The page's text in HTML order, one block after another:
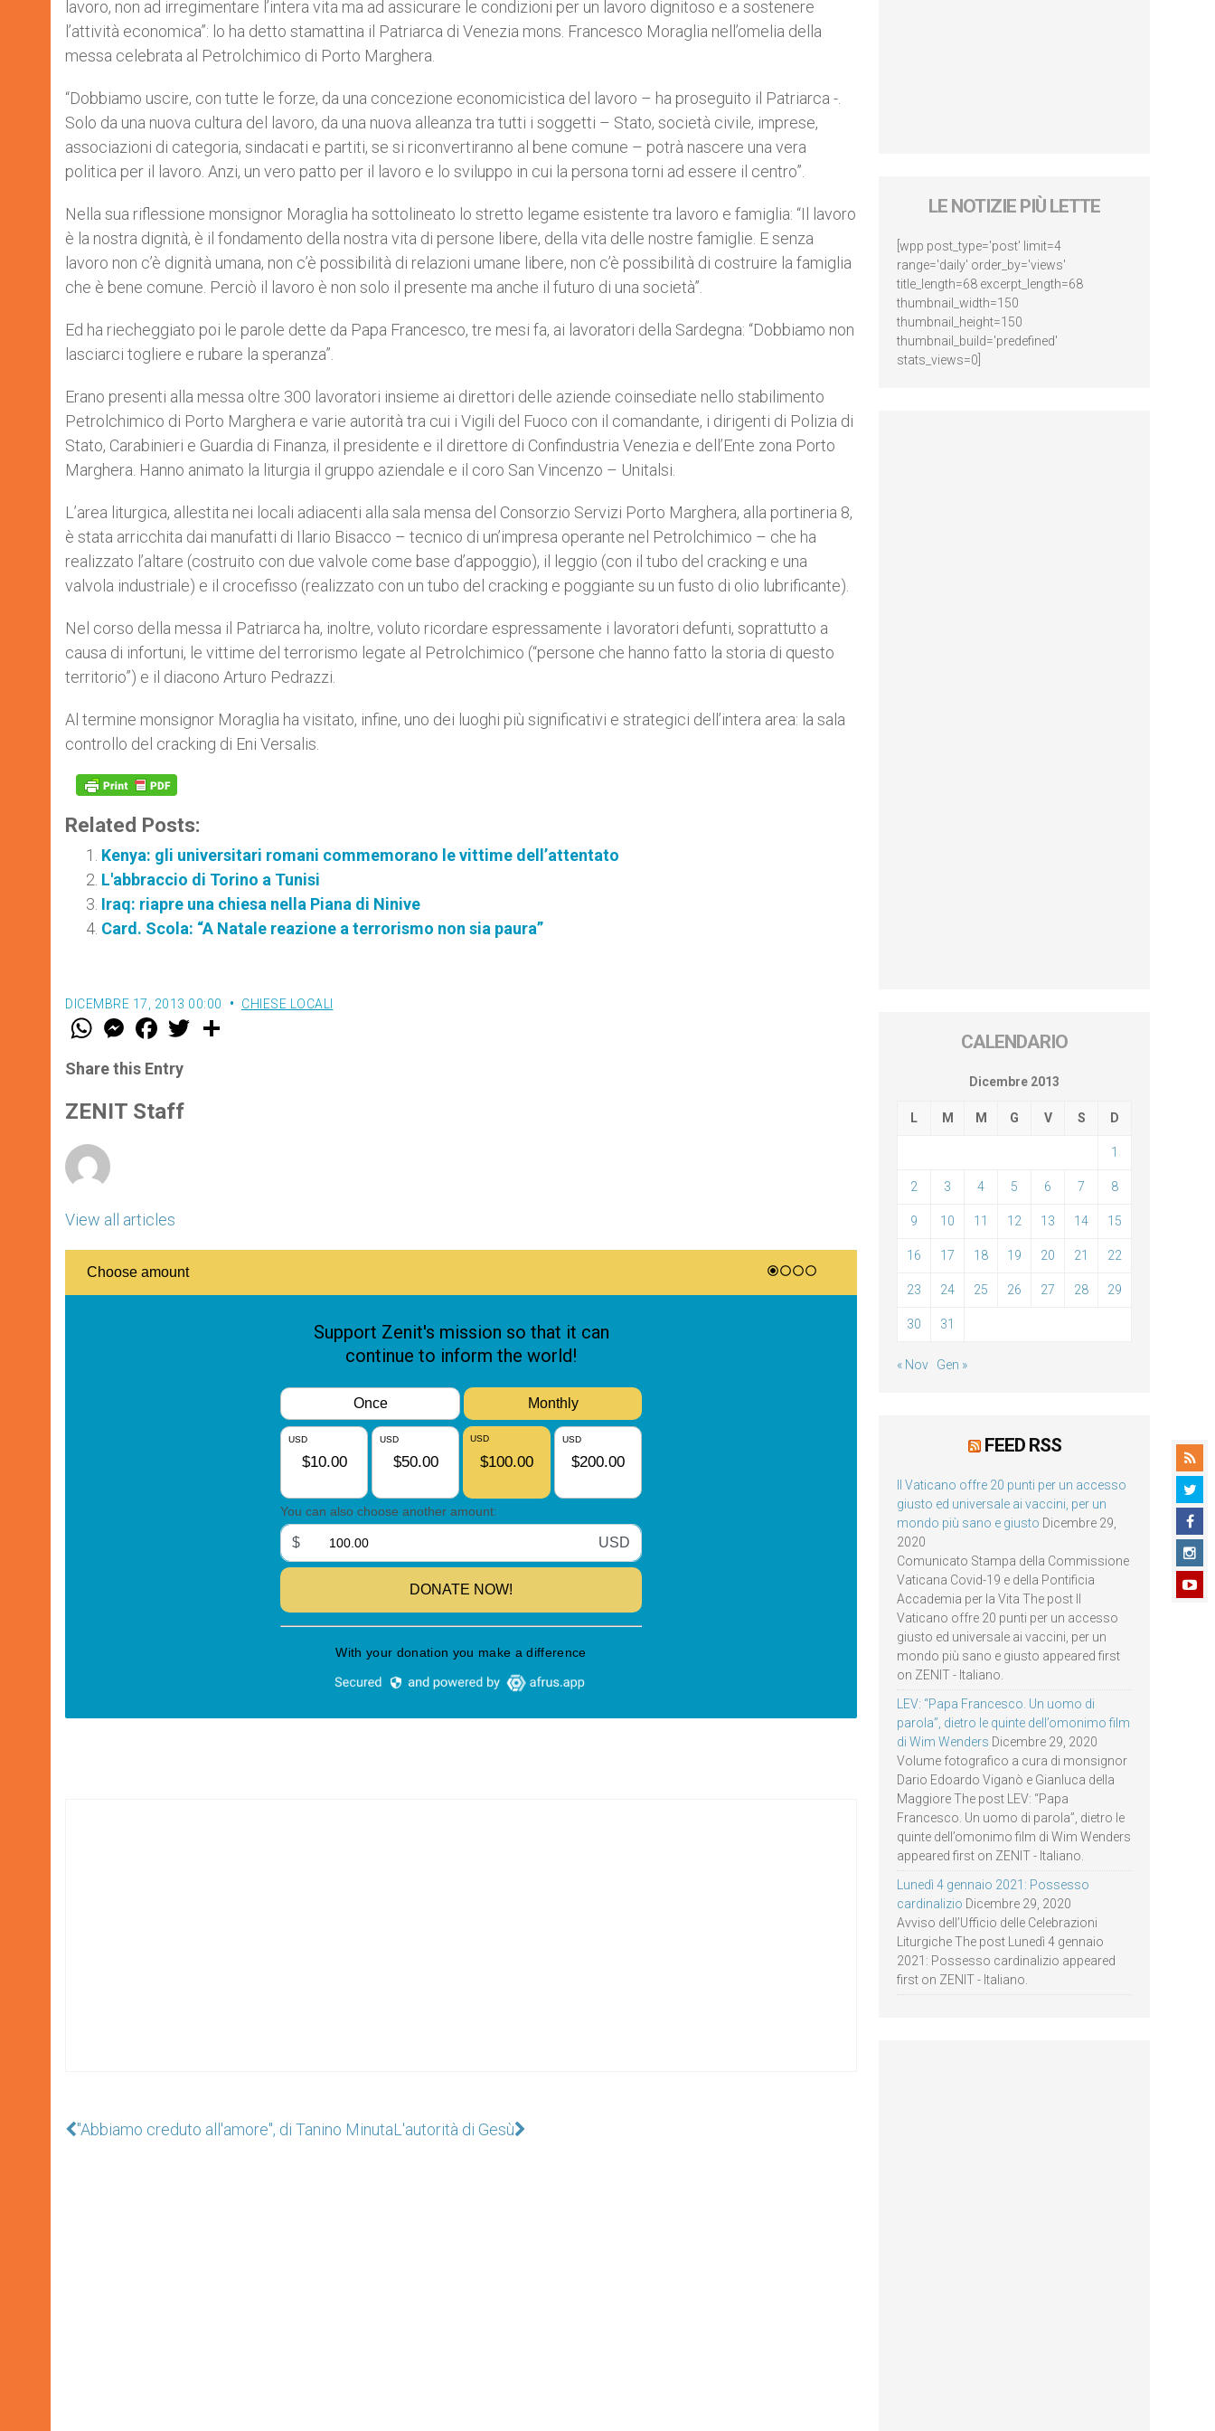
r
lavoro, non ad irregimentare l’intera vita ma ad assicurare le condizioni per un lavoro dignitoso e a sostenere
l’attività economica”: lo ha detto stamattina il Patriarca di Venezia mons. Francesco Moraglia nell’omelia della
messa celebrata al Petrolchimico di Porto Marghera.
“Dobbiamo uscire, con tutte le forze, da una concezione economicistica del lavoro – ha proseguito il Patriarca -.
Solo da una nuova cultura del lavoro, da una nuova alleanza tra tutti i soggetti – Stato, società civile, imprese,
associazioni di categoria, sindacati e partiti, se si riconvertiranno al bene comune – potrà nascere una vera
politica per il lavoro. Anzi, un vero patto per il lavoro e lo sviluppo in cui la persona torni ad essere il centro”.
Nella sua riflessione monsignor Moraglia ha sottolineato lo stretto legame esistente tra lavoro e famiglia: “Il lavoro
è la nostra dignità, è il fondamento della nostra vita di persone libere, della vita delle nostre famiglie. E senza
lavoro non c’è dignità umana, non c’è possibilità di relazioni umane libere, non c’è possibilità di costruire la famiglia
che è bene comune. Perciò il lavoro è non solo il presente ma anche il futuro di una società”.
Ed ha riecheggiato poi le parole dette da Papa Francesco, tre mesi fa, ai lavoratori della Sardegna: “Dobbiamo non
lasciarci togliere e rubare la speranza”.
Erano presenti alla messa oltre 300 lavoratori insieme ai direttori delle aziende coinsediate nello stabilimento
Petrolchimico di Porto Marghera e varie autorità tra cui i Vigili del Fuoco con il comandante, i dirigenti di Polizia di
Stato, Carabinieri e Guardia di Finanza, il presidente e il direttore di Confindustria Venezia e dell’Ente zona Porto
Marghera. Hanno animato la liturgia il gruppo aziendale e il coro San Vincenzo – Unitalsi.
L’area liturgica, allestita nei locali adiacenti alla sala mensa del Consorzio Servizi Porto Marghera, alla portineria 8,
è stata arricchita dai manufatti di Ilario Bisacco – tecnico di un’impresa operante nel Petrolchimico – che ha
realizzato l’altare (costruito con due valvole come base d’appoggio), il leggio (con il tubo del cracking e una
valvola industriale) e il crocefisso (realizzato con un tubo del cracking e poggiante su un fusto di olio lubrificante).
Nel corso della messa il Patriarca ha, inoltre, voluto ricordare espressamente i lavoratori defunti, soprattutto a
causa di infortuni, le vittime del terrorismo legate al Petrolchimico (“persone che hanno fatto la storia di questo
territorio”) e il diacono Arturo Pedrazzi.
Al termine monsignor Moraglia ha visitato, infine, uno dei luoghi più significativi e strategici dell’intera area: la sala
controllo del cracking di Eni Versalis.
Related Posts:
Kenya: gli universitari romani commemorano le vittime dell’attentato
L'abbraccio di Torino a Tunisi
Iraq: riapre una chiesa nella Piana di Ninive
Card. Scola: “A Natale reazione a terrorismo non sia paura”
DICEMBRE 17, 2013 00:00 CHIESE LOCALI
W
t
s
p
p
M
e
s
e
g
e
F
a
e
b
o
k
w
Share this Entry
ZENIT Staff
View all articles
"Abbiamo creduto all'amore", di Tanino MinutaL'autorità di Gesù
LE NOTIZIE PIÙ LETTE
[wpp post_type='post' limit=4
range='daily' order_by='views'
title_length=68 excerpt_length=68
thumbnail_width=150
thumbnail_height=150
thumbnail_build='predefined'
stats_views=0]
CALENDARIO
Dicembre 2013
L M M G V S D
1
2 3 4 5 6 7 8
9 10 11 12 13 14 15
16 17 18 19 20 21 22
23 24 25 26 27 28 29
30 31
« Nov Gen »
FEED RSS
Il Vaticano offre 20 punti per un accesso
giusto ed universale ai vaccini, per un
mondo più sano e giusto Dicembre 29,
2020
Comunicato Stampa della Commissione
Vaticana Covid-19 e della Pontificia
Accademia per la Vita The post Il
Vaticano offre 20 punti per un accesso
giusto ed universale ai vaccini, per un
mondo più sano e giusto appeared first
on ZENIT - Italiano.
LEV: “Papa Francesco. Un uomo di
parola”, dietro le quinte dell’omonimo film
di Wim Wenders Dicembre 29, 2020
Volume fotografico a cura di monsignor
Dario Edoardo Viganò e Gianluca della
Maggiore The post LEV: “Papa
Francesco. Un uomo di parola”, dietro le
quinte dell’omonimo film di Wim Wenders
appeared first on ZENIT - Italiano.
Lunedì 4 gennaio 2021: Possesso
cardinalizio Dicembre 29, 2020
Avviso dell’Ufficio delle Celebrazioni
Liturgiche The post Lunedì 4 gennaio
2021: Possesso cardinalizio appeared
first on ZENIT - Italiano.